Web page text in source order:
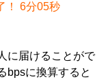
！ 6分05秒
に届けることがで
bpsに換算すると